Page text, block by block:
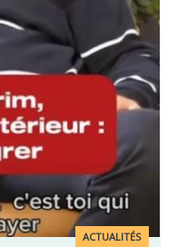
ACTUALITÉS